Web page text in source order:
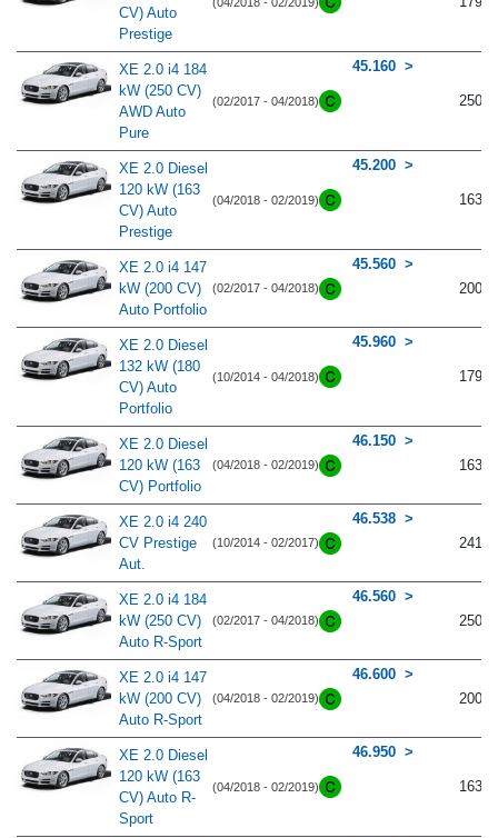
CV) Auto
Prestige
XE 2.0 i4 184
kW (250 CV)
AWD Auto
Pure
(02/2017 - 04/2018)
45.160
250
XE 2.0 Diesel
120 kW (163
CV) Auto
Prestige
(04/2018 - 02/2019)
45.200
163
XE 2.0 i4 147
kW (200 CV)
Auto Portfolio
(02/2017 - 04/2018)
45.560
200
XE 2.0 Diesel
132 kW (180
CV) Auto
Portfolio
(10/2014 - 04/2018)
45.960
179
XE 2.0 Diesel
120 kW (163
CV) Portfolio
(04/2018 - 02/2019)
46.150
163
XE 2.0 i4 240
CV Prestige
Aut.
(10/2014 - 02/2017)
46.538
241
XE 2.0 i4 184
kW (250 CV)
Auto R-Sport
(02/2017 - 04/2018)
46.560
250
XE 2.0 i4 147
kW (200 CV)
Auto R-Sport
(04/2018 - 02/2019)
46.600
200
XE 2.0 Diesel
120 kW (163
CV) Auto R-
Sport
(04/2018 - 02/2019)
46.950
163